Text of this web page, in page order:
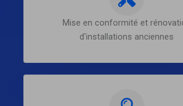
Mise en conformité et
d'installations anciennes